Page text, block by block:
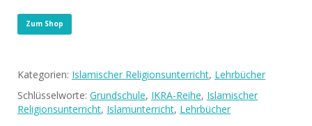
Zum Shop
Kategorien: Islamischer Religionsunterricht, Lehrbücher
Schlüsselworte: Grundschule, IKRA-Reihe, Islamischer
Religionsunterricht, Islamunterricht, Lehrbücher